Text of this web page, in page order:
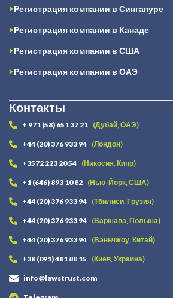
Регистрация компании в Сингапуре
Регистрация компании в Канаде
Регистрация компании в США
Регистрация компании в ОАЭ
Контакты
+ 971 (58) 651 37 21 (Дубай, ОАЭ)
+44 (20) 376 933 94 (Лондон)
+3572 223 20 54 (Никосия, Кипр)
+1 (646) 893 10 82 (Нью-Йорк, США)
+44 (20) 376 933 94 (Тбилиси, Грузия)
+44 (20) 376 933 94 (Варшава, Польша)
+44 (20) 376 933 94 (Вэньчжоу, Китай)
+38 (091) 481 88 15 (Киев, Украина)
info@lawstrust.com